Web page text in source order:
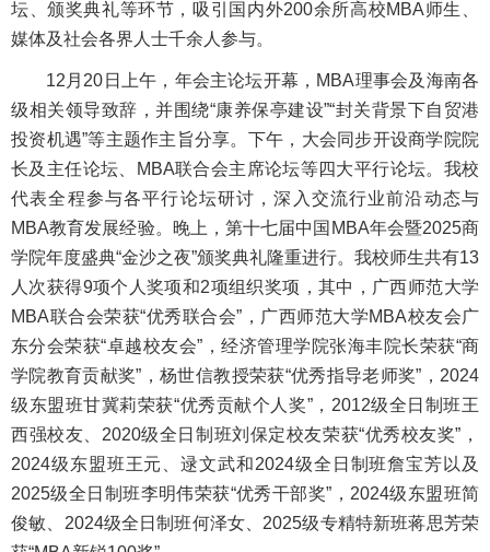
坛、颁奖典礼等环节，吸引国内外200余所高校MBA师生、
媒体及社会各界人士千余人参与。
12月20日上午，年会主论坛开幕，MBA理事会及海南各
级相关领导致辞，并围绕“康养保亭建设”“封关背景下自贸港
投资机遇”等主题作主旨分享。下午，大会同步开设商学院院
长及主任论坛、MBA联合会主席论坛等四大平行论坛。我校
代表全程参与各平行论坛研讨，深入交流行业前沿动态与
MBA教育发展经验。晚上，第十七届中国MBA年会暨2025商
学院年度盛典“金沙之夜”颁奖典礼隆重进行。我校师生共有13
人次获得9项个人奖项和2项组织奖项，其中，广西师范大学
MBA联合会荣获“优秀联合会”，广西师范大学MBA校友会广
东分会荣获“卓越校友会”，经济管理学院张海丰院长荣获“商
学院教育贡献奖”，杨世信教授荣获“优秀指导老师奖”，2024
级东盟班甘冀莉荣获“优秀贡献个人奖”，2012级全日制班王
西强校友、2020级全日制班刘保定校友荣获“优秀校友奖”，
2024级东盟班王元、逯文武和2024级全日制班詹宝芳以及
2025级全日制班李明伟荣获“优秀干部奖”，2024级东盟班简
俊敏、2024级全日制班何泽女、2025级专精特新班蒋思芳荣